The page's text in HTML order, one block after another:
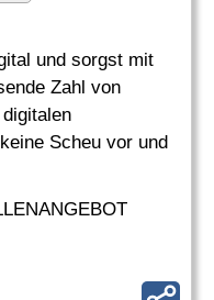
und sorgst mit
Zahl von
Scheu vor und